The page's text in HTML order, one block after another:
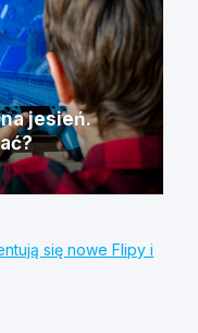
jesień.
się nowe Flipy i